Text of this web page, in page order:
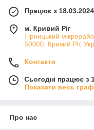
Працює з 18.03.2024
м. Кривий Ріг
Гірницький
50000, Кривий Ріг,
Контакти
Сьогодні працює з
Показати весь
Про нас